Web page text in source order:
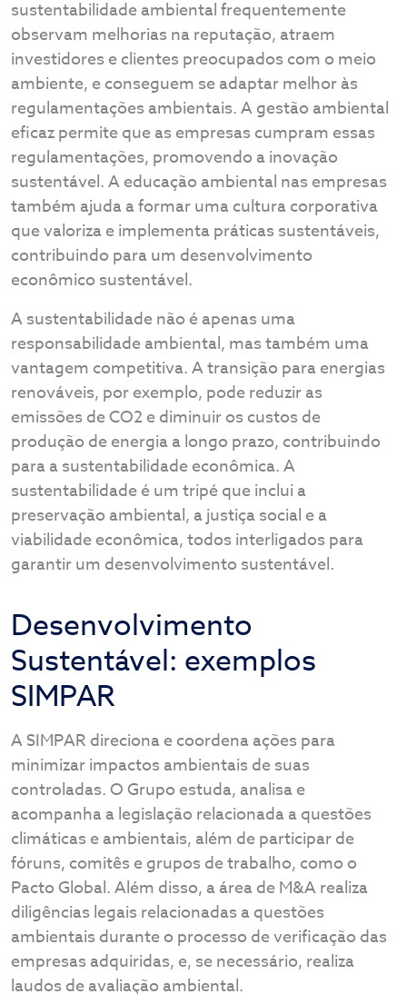
sustentabilidade ambiental frequentemente
observam melhorias na reputação, atraem
investidores e clientes preocupados com o meio
ambiente, e conseguem se adaptar melhor às
regulamentações ambientais. A gestão ambiental
eficaz permite que as empresas cumpram essas
regulamentações, promovendo a inovação
sustentável. A educação ambiental nas empresas
também ajuda a formar uma cultura corporativa
que valoriza e implementa práticas sustentáveis,
contribuindo para um desenvolvimento
econômico sustentável.
A sustentabilidade não é apenas uma
responsabilidade ambiental, mas também uma
vantagem competitiva. A transição para energias
renováveis, por exemplo, pode reduzir as
emissões de CO2 e diminuir os custos de
produção de energia a longo prazo, contribuindo
para a sustentabilidade econômica. A
sustentabilidade é um tripé que inclui a
preservação ambiental, a justiça social e a
viabilidade econômica, todos interligados para
garantir um desenvolvimento sustentável.
Desenvolvimento
Sustentável: exemplos
SIMPAR
A SIMPAR direciona e coordena ações para
minimizar impactos ambientais de suas
controladas. O Grupo estuda, analisa e
acompanha a legislação relacionada a questões
climáticas e ambientais, além de participar de
fóruns, comitês e grupos de trabalho, como o
Pacto Global. Além disso, a área de M&A realiza
diligências legais relacionadas a questões
ambientais durante o processo de verificação das
empresas adquiridas, e, se necessário, realiza
laudos de avaliação ambiental.